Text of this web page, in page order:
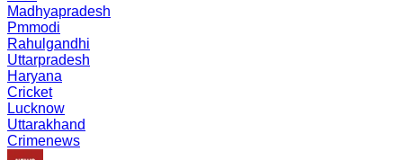
Madhyapradesh
Pmmodi
Rahulgandhi
Uttarpradesh
Haryana
Cricket
Lucknow
Uttarakhand
Crimenews